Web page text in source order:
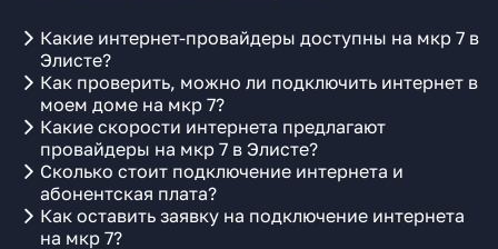
Какие интернет-провайдеры доступны на мкр 7 в
Элисте?
Как проверить, можно ли подключить интернет в
моем доме на мкр 7?
Какие скорости интернета предлагают
провайдеры на мкр 7 в Элисте?
Сколько стоит подключение интернета и
абонентская плата?
Как оставить заявку на подключение интернета
на мкр 7?